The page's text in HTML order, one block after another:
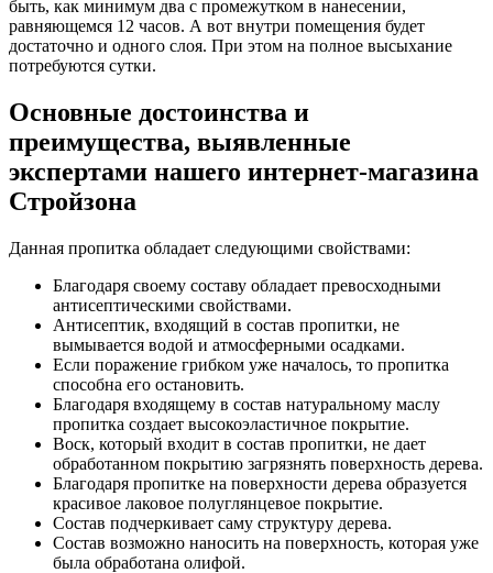
быть, как минимум два с промежутком в нанесении,
равняющемся 12 часов. А вот внутри помещения будет
достаточно и одного слоя. При этом на полное высыхание
потребуются сутки.
Основные достоинства и
преимущества, выявленные
экспертами нашего интернет-магазина
Стройзона
Данная пропитка обладает следующими свойствами:
Благодаря своему составу обладает превосходными
антисептическими свойствами.
Антисептик, входящий в состав пропитки, не
вымывается водой и атмосферными осадками.
Если поражение грибком уже началось, то пропитка
способна его остановить.
Благодаря входящему в состав натуральному маслу
пропитка создает высокоэластичное покрытие.
Воск, который входит в состав пропитки, не дает
обработанном покрытию загрязнять поверхность дерева.
Благодаря пропитке на поверхности дерева образуется
красивое лаковое полуглянцевое покрытие.
Состав подчеркивает саму структуру дерева.
Состав возможно наносить на поверхность, которая уже
была обработана олифой.